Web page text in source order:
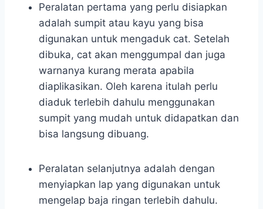
Peralatan pertama yang perlu disiapkan
adalah sumpit atau kayu yang bisa
digunakan untuk mengaduk cat. Setelah
dibuka, cat akan menggumpal dan juga
warnanya kurang merata apabila
diaplikasikan. Oleh karena itulah perlu
diaduk terlebih dahulu menggunakan
sumpit yang mudah untuk didapatkan dan
bisa langsung dibuang.
Peralatan selanjutnya adalah dengan
menyiapkan lap yang digunakan untuk
mengelap baja ringan terlebih dahulu.